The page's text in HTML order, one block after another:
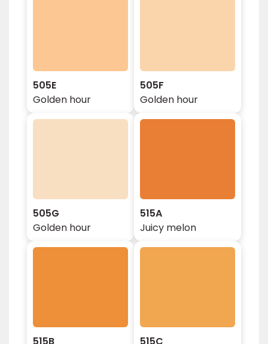
505E
Golden hour
505F
Golden hour
505G
Golden hour
515A
Juicy melon